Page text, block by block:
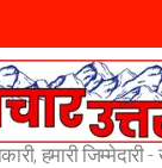
हमारी जिम्मेदारी